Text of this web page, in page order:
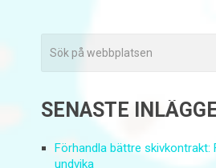
SENASTE
Förhandla bättre skivkontrakt:
undvika